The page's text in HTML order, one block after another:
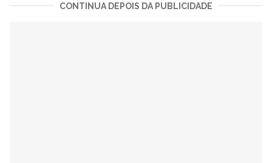
CONTINUA DEPOIS DA PUBLICIDADE